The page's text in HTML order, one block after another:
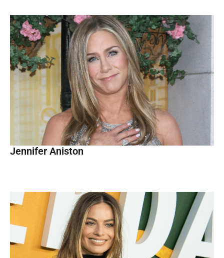
Jennifer Aniston